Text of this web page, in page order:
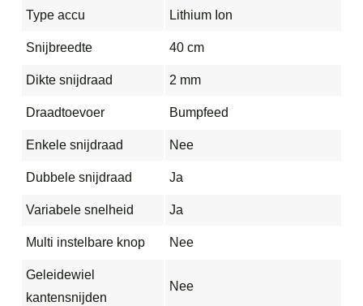
Type accu Lithium Ion
Snijbreedte 40 cm
Dikte snijdraad 2 mm
Draadtoevoer Bumpfeed
Enkele snijdraad Nee
Dubbele snijdraad Ja
Variabele snelheid Ja
Multi instelbare knop Nee
Geleidewiel
kantensnijden
Nee